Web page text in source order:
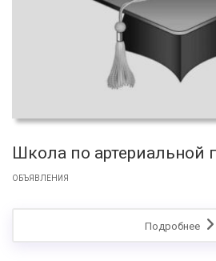
Школа по артериальной
ОБЪЯВЛЕНИЯ
Подробнее